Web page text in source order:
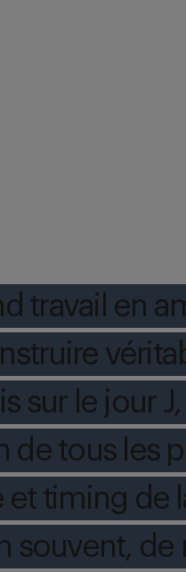
travail en
sur le jour
de tous les
et timing de
souvent,